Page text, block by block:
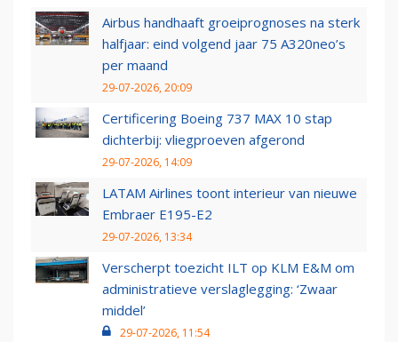
Airbus handhaaft groeiprognoses na sterk
halfjaar: eind volgend jaar 75 A320neo’s
per maand
29-07-2026, 20:09
Certificering Boeing 737 MAX 10 stap
dichterbij: vliegproeven afgerond
29-07-2026, 14:09
LATAM Airlines toont interieur van nieuwe
Embraer E195-E2
29-07-2026, 13:34
Verscherpt toezicht ILT op KLM E&M om
administratieve verslaglegging: ‘Zwaar
middel’
29-07-2026, 11:54